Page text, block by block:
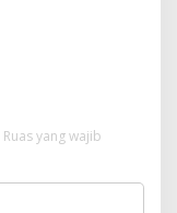
Ruas yang wajib